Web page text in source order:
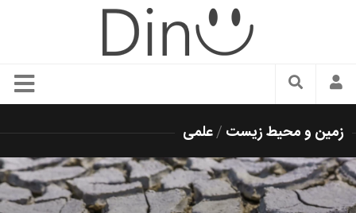
زیبایی و آرایش
شیک پوشی
زمین و محیط زیست /علمی